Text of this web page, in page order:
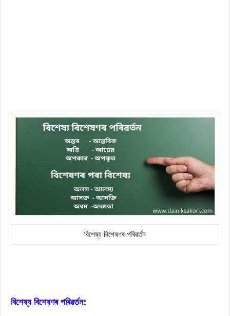
বিশেষ্য বিশেষণৰ পৰিৱৰ্তন
বিশেষ্য বিশেষণৰ পৰিৱৰ্তন: